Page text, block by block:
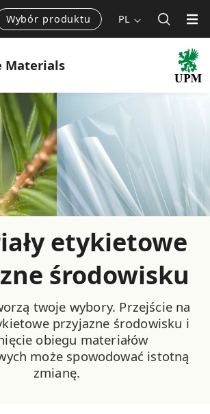
Wybór produktu PL
Materials
etykietowe
środowisku
twoje wybory. Przejście na
przyjazne środowisku i
obiegu materiałów
może spowodować istotną
zmianę.